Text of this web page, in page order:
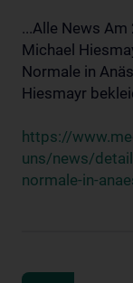
...Alle News
Michael
Normale in
Hiesmayr
https://
uns/news/
normale-in-